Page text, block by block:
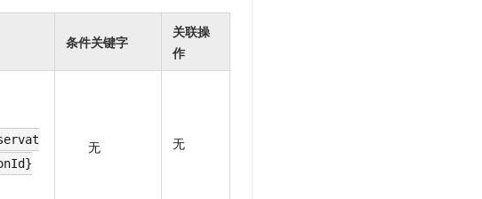
条件关键字
关联操
作
无 无
超强辅助，Bolt.diy 一步搞定创意建站